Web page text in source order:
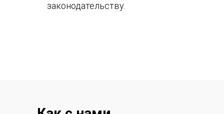
законодательству.